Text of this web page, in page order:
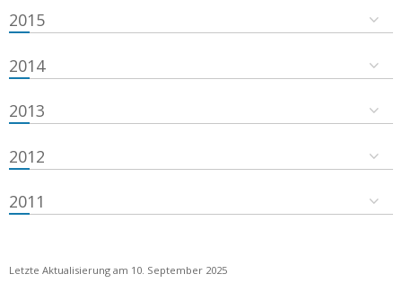
2015
2014
2013
2012
2011
Letzte Aktualisierung am 10. September 2025